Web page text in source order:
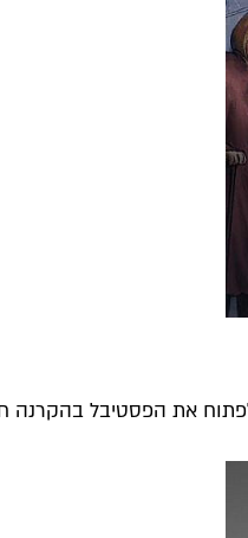
חגיגית ב-24 באוגוסט